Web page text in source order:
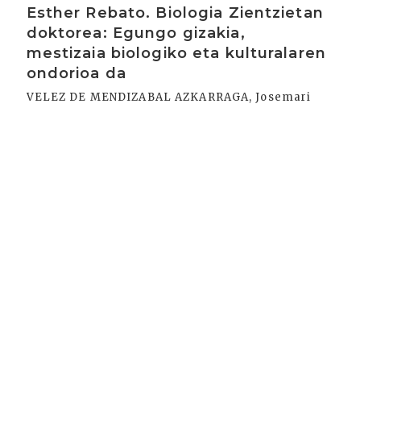
Esther Rebato. Biologia Zientzietan
doktorea: Egungo gizakia,
mestizaia biologiko eta kulturalaren
ondorioa da
VELEZ DE MENDIZABAL AZKARRAGA, Josemari